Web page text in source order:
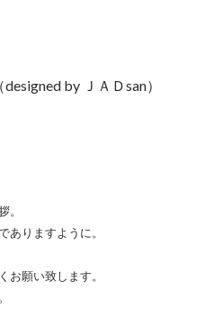
（designed by ＪＡＤsan）
。
ありますように。
お願い致します。